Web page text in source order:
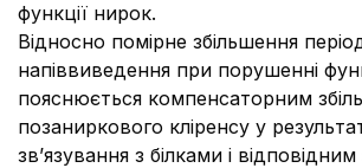
функції нирок.
Відносно помірне збільшення
напіввиведення при порушенні
пояснюється компенсаторним
позаниркового кліренсу у
зв’язування з білками і